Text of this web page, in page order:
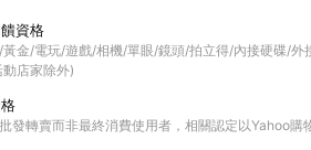
資格
金/電玩/遊戲/相機/單眼/鏡頭/拍立得/內接硬碟/外
動店家除外)
發轉賣而非最終消費使用者，相關認定以Yahoo購